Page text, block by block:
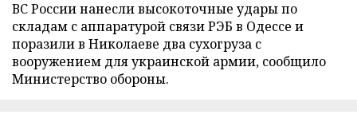
ВС России нанесли высокоточные удары по
складам с аппаратурой связи РЭБ в Одессе и
поразили в Николаеве два сухогруза с
вооружением для украинской армии, сообщило
Министерство обороны.